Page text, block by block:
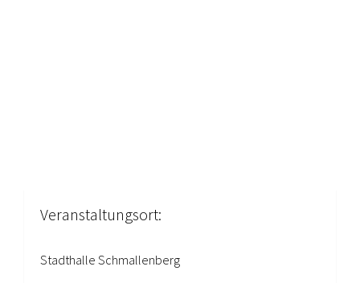
Veranstaltungsort:
Stadthalle Schmallenberg